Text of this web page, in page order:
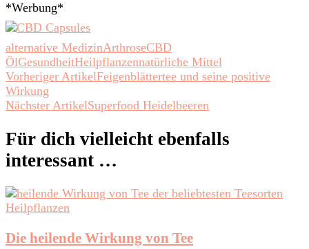
*Werbung*
alternative MedizinArthroseCBD
ÖlGesundheitHeilpflanzennatürliche Mittel
Beitragsnavigation
Vorheriger ArtikelFeigenblättertee und seine positive
Wirkung
Nächster ArtikelSuperfood Heidelbeeren
Für dich vielleicht ebenfalls
interessant …
Heilpflanzen
Die heilende Wirkung von Tee